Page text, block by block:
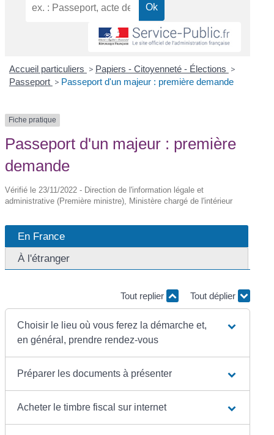
Accueil particuliers > Papiers - Citoyenneté - Élections >
Passeport > Passeport d'un majeur : première demande
Fiche pratique
Passeport d'un majeur : première
demande
Vérifié le 23/11/2022 - Direction de l'information légale et
administrative (Première ministre), Ministère chargé de l'intérieur
En France
À l'étranger
Tout replier Tout déplier
Choisir le lieu où vous ferez la démarche et,
en général, prendre rendez-vous
Préparer les documents à présenter
Acheter le timbre fiscal sur internet